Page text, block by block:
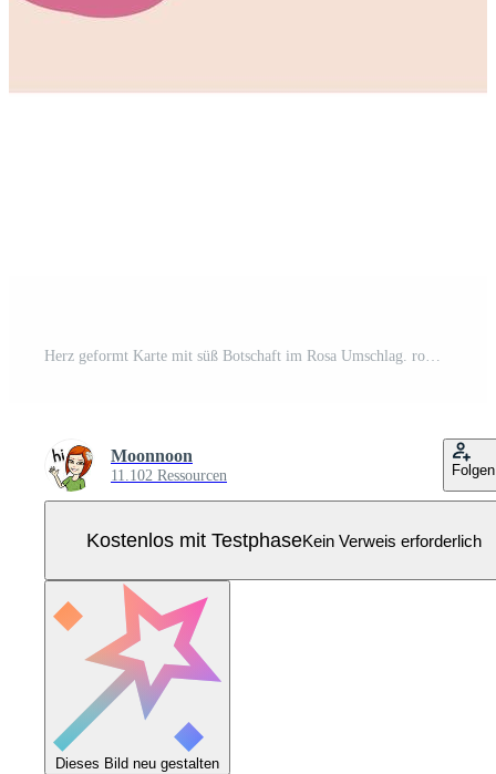
Herz geformt Karte mit süß Botschaft im Rosa Umschlag. romantisch Brief zum Valentinstag Tag Feier, eben Karikatur Design zum kreativ Schreibwaren. Ideal Gruß und Post- Korrespondenz. Pro Vektor
Moonnoon
11.102 Ressourcen Folgen
Kostenlos mit TestphaseKein Verweis erforderlich
Dieses Bild neu gestalten